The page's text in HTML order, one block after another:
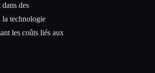
des
la technologie
les coûts liés aux